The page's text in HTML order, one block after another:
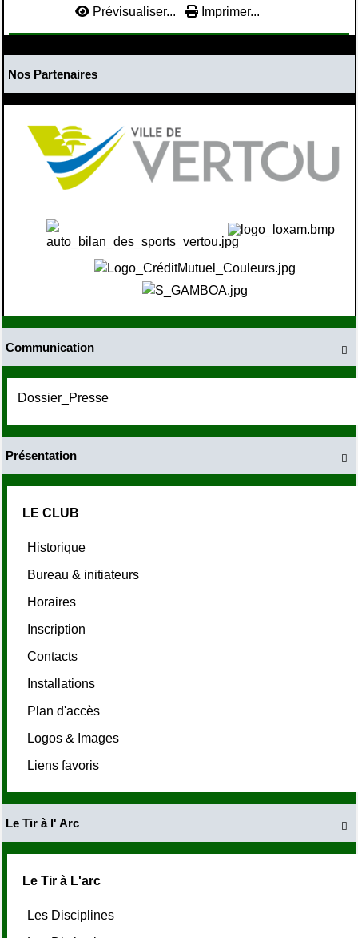

Communication
Dossier_Presse

Présentation
LE CLUB
Historique
Bureau & initiateurs
Horaires
Inscription
Contacts
Installations
Plan d'accès
Logos & Images
Liens favoris

Le Tir à l' Arc
Le Tir à L'arc
Les Disciplines
Prévisualiser... Imprimer...
Nos Partenaires